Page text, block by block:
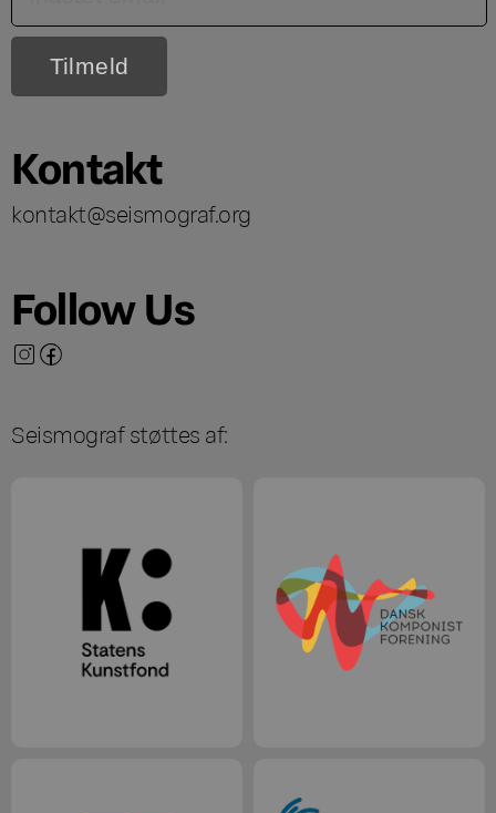
Kontakt
kontakt@seismograf.org
Follow Us
Seismograf støttes af: